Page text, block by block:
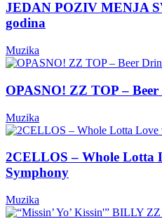
JEDAN POZIV MENJA
godina
Muzika
OPASNO! ZZ TOP –
Muzika
2CELLOS – Whole Lotta
Symphony
Muzika